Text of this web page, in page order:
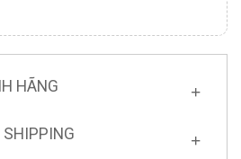
HÃNG
SHIPPING